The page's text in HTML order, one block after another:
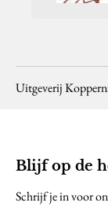
Uitgeverij
Blijf op de
Schrijf je in voor